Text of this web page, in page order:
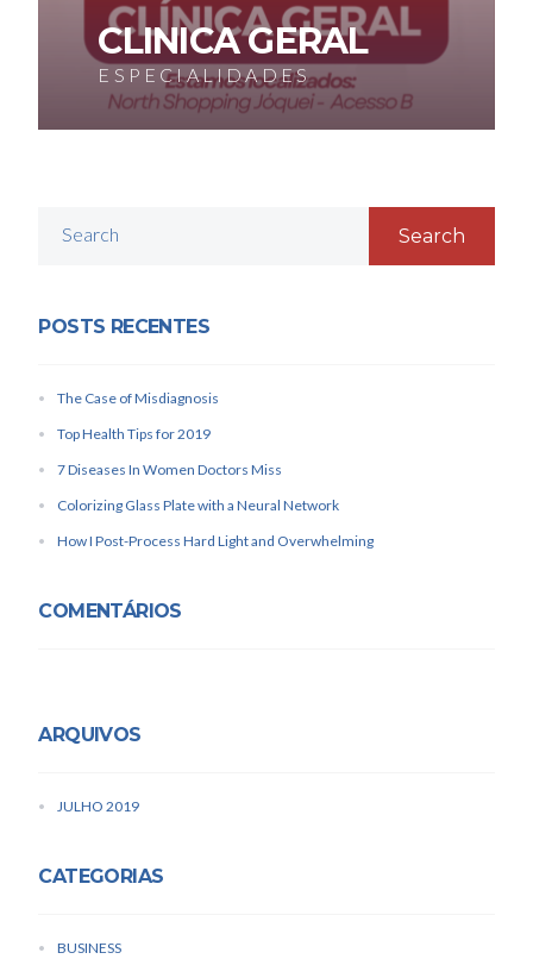
CLINICA GERAL
ESPECIALIDADES
Search
POSTS RECENTES
The Case of Misdiagnosis
Top Health Tips for 2019
7 Diseases In Women Doctors Miss
Colorizing Glass Plate with a Neural Network
How I Post-Process Hard Light and Overwhelming
COMENTÁRIOS
ARQUIVOS
JULHO 2019
CATEGORIAS
BUSINESS